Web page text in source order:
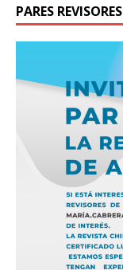
PARES REVISORES